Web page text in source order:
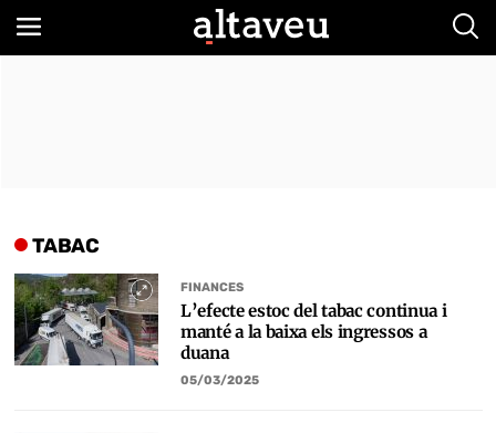
TABAC
FINANCES
L’efecte estoc del tabac continua i
manté a la baixa els ingressos a
duana
05/03/2025